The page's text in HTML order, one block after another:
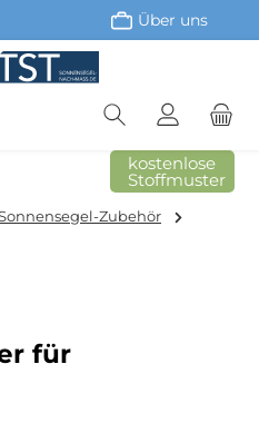
Über uns
kostenlose
Stoffmuster
Zubehör
für